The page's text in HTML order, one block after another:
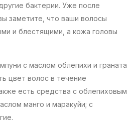
бактерии. Уже после
заметите, что ваши волосы
и блестящими, а кожа головы
с маслом облепихи и граната
цвет волос в течение
есть средства с облепиховым
манго и маракуйи; с